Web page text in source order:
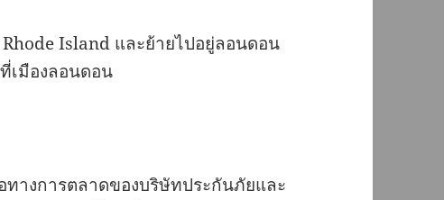
Island และย้ายไปอยู่ลอนดอน
เมืองลอนดอน
างการตลาดของบริษัทประกันภัยและ